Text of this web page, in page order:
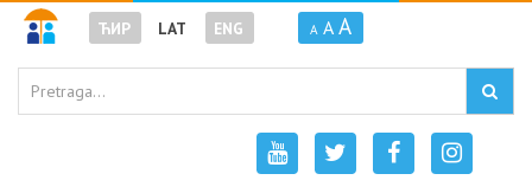
ЋИР LAT ENG A A A